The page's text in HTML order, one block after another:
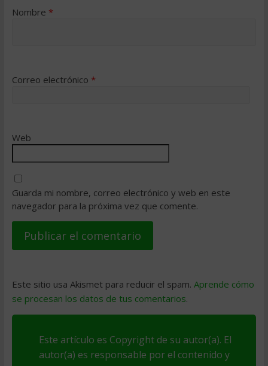
Nombre *
Correo electrónico *
Web
Guarda mi nombre, correo electrónico y web en este
navegador para la próxima vez que comente.
Este sitio usa Akismet para reducir el spam. Aprende cómo
se procesan los datos de tus comentarios.
Este artículo es Copyright de su autor(a). El
autor(a) es responsable por el contenido y